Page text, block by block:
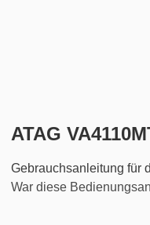
ATAG
Gebrauchsanleitung für
War diese